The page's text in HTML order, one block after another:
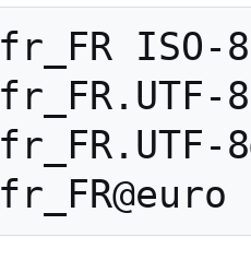
fr_FR ISO-
fr_FR.UTF-
fr_FR.UTF-